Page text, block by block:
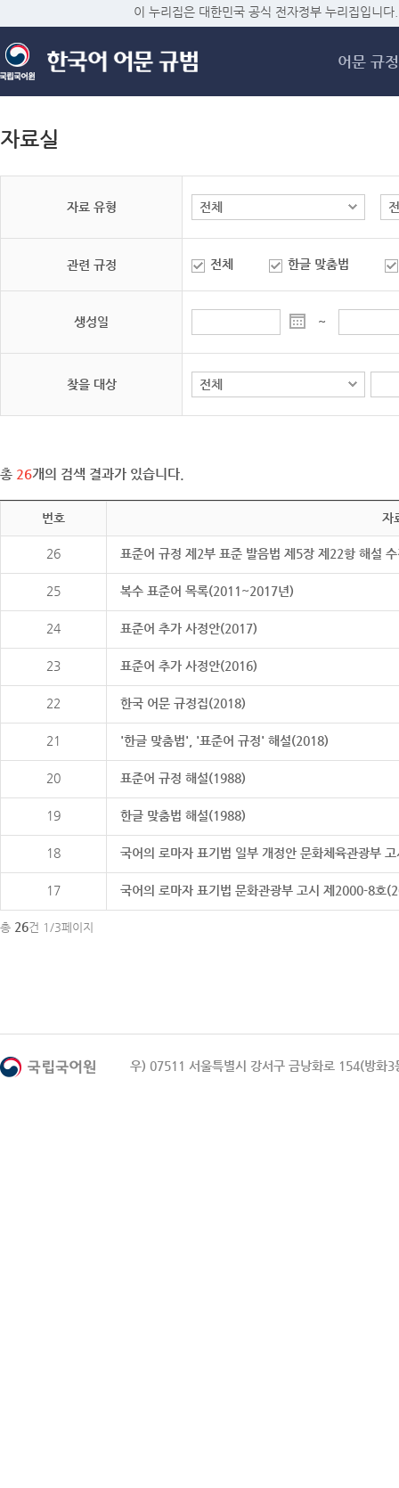
메
이 누리집은 대한민국 공식 전자정부 누리집입니다.
어문 규정
자료실
자료 유형
관련 규정 전체 한글 맞춤법
생성일 ~
찾을 대상
총 26개의 검색 결과가 있습니다.
번호 자
26 표준어 규정 제2부 표준 발음법 제5장 제22항 해설
25 복수 표준어 목록(2011~2017년)
24 표준어 추가 사정안(2017)
23 표준어 추가 사정안(2016)
22 한국 어문 규정집(2018)
21 '한글 맞춤법', '표준어 규정' 해설(2018)
20 표준어 규정 해설(1988)
19 한글 맞춤법 해설(1988)
18 국어의 로마자 표기법 일부 개정안 문화체육관광부
17 국어의 로마자 표기법 문화관광부 고시 제2000-8호
총 26건 1/3페이지
우) 07511 서울특별시 강서구 금낭화로 154(방화3